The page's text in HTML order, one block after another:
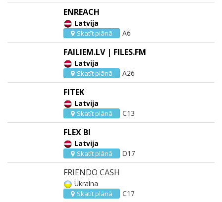
ENREACH
Latvija
Skatīt plānā A6
FAILIEM.LV | FILES.FM
Latvija
Skatīt plānā A26
FITEK
Latvija
Skatīt plānā C13
FLEX BI
Latvija
Skatīt plānā D17
FRIENDO CASH
Ukraina
Skatīt plānā C17